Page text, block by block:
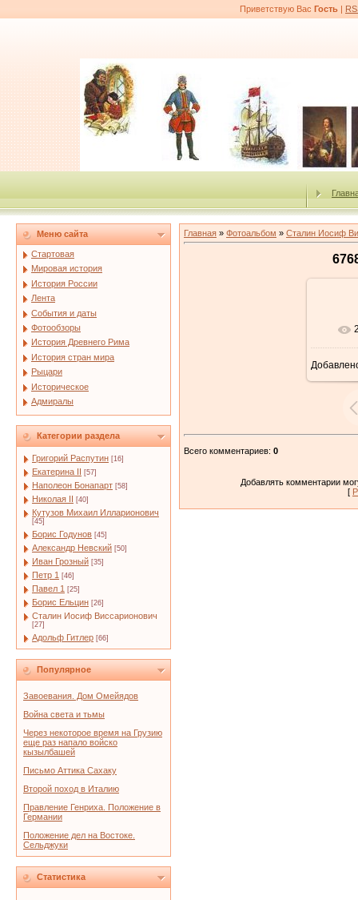
Приветствую Вас Гость |
Меню сайта
Стартовая
Мировая история
История России
Лента
События и даты
Фотообзоры
История Древнего Рима
История стран мира
Рыцари
Историческое
Адмиралы
Категории раздела
Григорий Распутин [16]
Екатерина II [57]
Наполеон Бонапарт [58]
Николая II [40]
Кутузов Михаил Илларионович
[45]
Борис Годунов [45]
Александр Невский [50]
Иван Грозный [35]
Петр 1 [46]
Павел 1 [25]
Борис Ельцин [26]
Сталин Иосиф Виссарионович
[27]
Адольф Гитлер [66]
Популярное
Завоевания. Дом Омейядов
Война света и тьмы
Через некоторое время на Грузию
еще раз напало войско
кызылбашей
Письмо Аттика Сахаку
Второй поход в Италию
Правление Генриха. Положение в
Германии
Положение дел на Востоке.
Сельджуки
Статистика
Главная » Фотоальбом » Сталин Иосиф
Всего комментариев: 0
Добавлять комментарии
[